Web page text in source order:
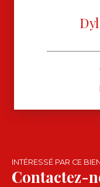
INTÉRESSÉ PAR CE
Contactez-